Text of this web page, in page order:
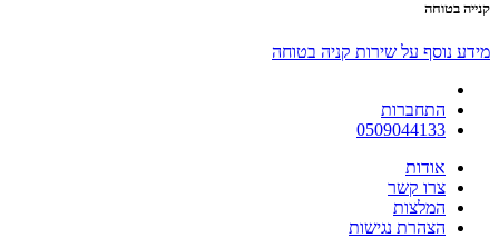
קנייה בטוחה
מידע נוסף על שירות קניה בטוחה
התחברות
0509044133
אודות
צרו קשר
המלצות
הצהרת נגישות